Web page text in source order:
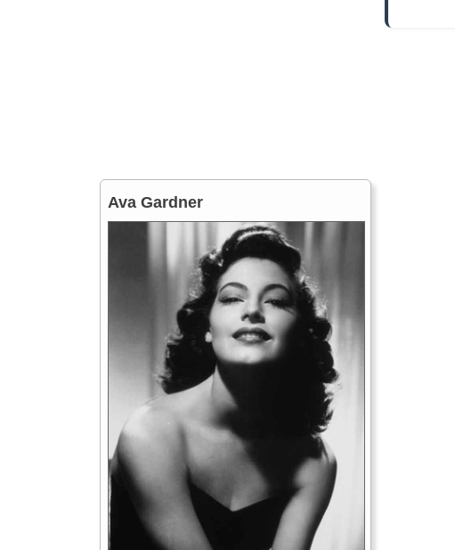
Ava Gardner